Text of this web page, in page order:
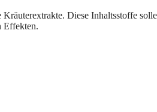
Diese Inhaltsstoffe
Effekten.